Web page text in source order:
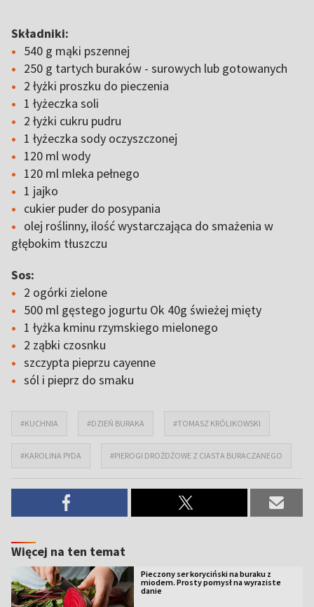
Składniki:
540 g mąki pszennej
250 g tartych buraków - surowych lub gotowanych
2 łyżki proszku do pieczenia
1 łyżeczka soli
2 łyżki cukru pudru
1 łyżeczka sody oczyszczonej
120 ml wody
120 ml mleka pełnego
1 jajko
cukier puder do posypania
olej roślinny, ilość wystarczająca do smażenia w
głębokim tłuszczu
Sos:
2 ogórki zielone
500 ml gęstego jogurtu Ok 40g świeżej mięty
1 łyżka kminu rzymskiego mielonego
2 ząbki czosnku
szczypta pieprzu cayenne
sól i pieprz do smaku
#KUCHNIA #DZIEŃ BURAKA #TOMASZ KRÓLIKOWSKI
#KAROLINA PYDA #PIEROGI DROŻDŻOWE Z CIASTA BURACZANEGO
Więcej na ten temat
Pieczony ser koryciński na buraku z
miodem. Prosty pomysł na wyraziste
danie